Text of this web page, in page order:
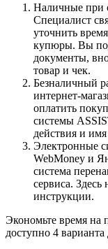
Наличные при
Специалист
уточнить
купюры. Вы
документы,
товар и чек.
Безналичный
интернет-
оплатить
системы
действия и
Электронные
WebMoney и
система
сервиса.
инструкции.
Экономьте время на
доступно 4 варианта